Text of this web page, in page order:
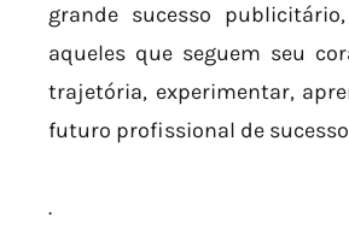
grande sucesso
aqueles que seguem seu
trajetória, experimentar,
futuro profissional de
.